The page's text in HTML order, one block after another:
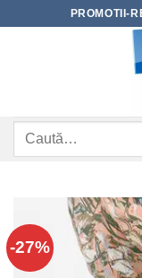
PROMOTII-
Caută
-27%